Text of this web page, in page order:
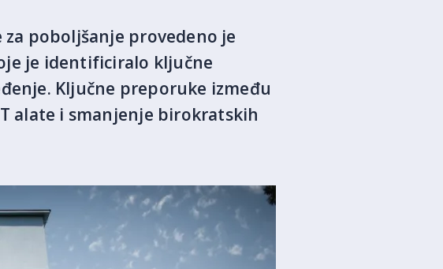
poboljšanje provedeno je
je identificiralo ključne
Ključne preporuke između
alate i smanjenje birokratskih